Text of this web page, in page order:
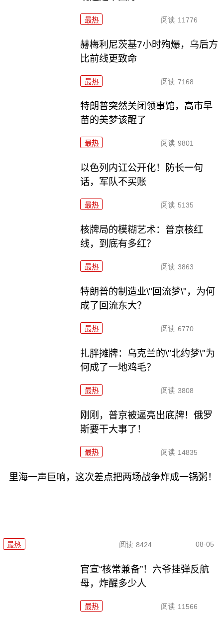
最热 阅读 11776
赫梅利尼茨基7小时殉爆，乌后方
比前线更致命
最热 阅读 7168
特朗普突然关闭领事馆，高市早
苗的美梦该醒了
最热 阅读 9801
以色列内讧公开化！防长一句
话，军队不买账
最热 阅读 5135
核牌局的模糊艺术：普京核红
线，到底有多红？
最热 阅读 3863
特朗普的制造业\"回流梦\"，为何
成了回流东大？
最热 阅读 6770
扎胖摊牌：乌克兰的\"北约梦\"为
何成了一地鸡毛？
最热 阅读 3808
刚刚，普京被逼亮出底牌！俄罗
斯要干大事了！
最热 阅读 14835
里海一声巨响，这次差点把两场战争炸成一锅粥！
最热 阅读 8424 08-05
官宣“核常兼备”！六爷挂弹反航
母，炸醒多少人
最热 阅读 11566